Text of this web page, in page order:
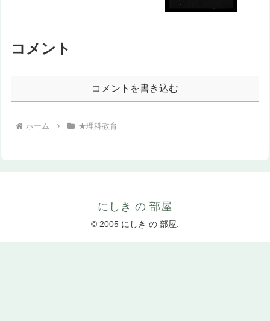
コメント
コメントを書き込む
ホーム ★理科教育
にしき の 部屋
© 2005 にしき の 部屋.